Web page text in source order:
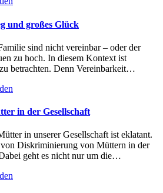
und großes Glück
zu hoch. In diesem Kontext ist
betrachten. Denn Vereinbarkeit…
in der Gesellschaft
von Diskriminierung von Müttern in der
geht es nicht nur um die…